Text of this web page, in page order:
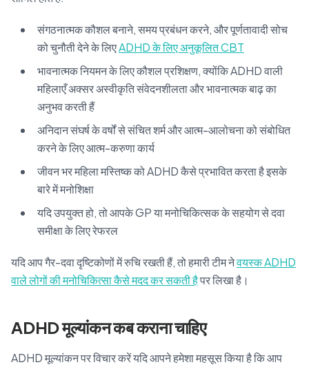
संगठनात्मक कौशल बनाने, समय प्रबंधन करने, और पूर्णतावादी सोच
को चुनौती देने के लिएADHD के लिए अनुकूलित CBT
भावनात्मक नियमन के लिए कौशल प्रशिक्षण, क्योंकि ADHD वाली
महिलाएँ अक्सर अस्वीकृति संवेदनशीलता और भावनात्मक बाढ़ का
अनुभव करती हैं
अनिदान संघर्ष के वर्षों से संचित शर्म और आत्म-आलोचना को संबोधित
करने के लिए आत्म-करुणा कार्य
जीवन भर महिला मस्तिष्क को ADHD कैसे प्रभावित करता है इसके
बारे में मनोशिक्षा
यदि उपयुक्त हो, तो आपके GP या मनोचिकित्सक के सहयोग से दवा
समीक्षा के लिए रेफरल
यदि आप गैर-दवा दृष्टिकोणों में रुचि रखती हैं, तो हमारी टीम नेवयस्क ADHD
वाले लोगों की मनोचिकित्सा कैसे मदद कर सकती हैपर लिखा है।
ADHD मूल्यांकन कब कराना चाहिए
ADHD मूल्यांकन पर विचार करें यदि आपने हमेशा महसूस किया है कि आप